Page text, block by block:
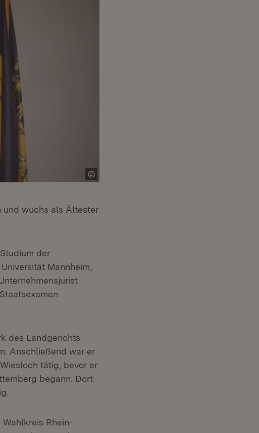
und wuchs als Ältester
der
Mannheim,
des Landgerichts
Anschließend war er
tätig, bevor er
begann. Dort
Rhein-